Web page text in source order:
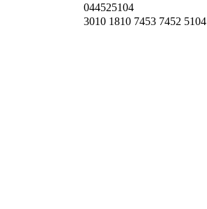
044525104
3010 1810 7453 7452 5104